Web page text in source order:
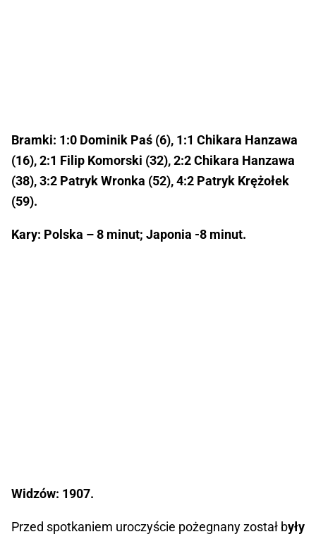
Bramki: 1:0 Dominik Paś (6), 1:1 Chikara Hanzawa
(16), 2:1 Filip Komorski (32), 2:2 Chikara Hanzawa
(38), 3:2 Patryk Wronka (52), 4:2 Patryk Krężołek
(59).
Kary: Polska – 8 minut; Japonia -8 minut.
Widzów: 1907.
Przed spotkaniem uroczyście pożegnany został były